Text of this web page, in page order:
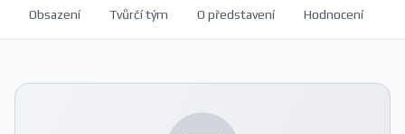
Obsazení Tvůrčí tým O představení Hodnocení